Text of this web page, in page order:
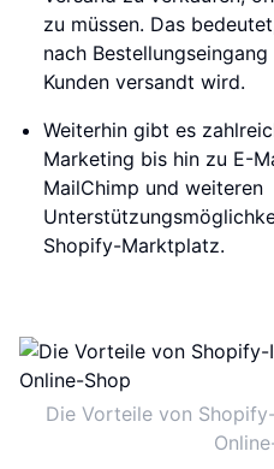
zu müssen. Das
nach
Kunden versandt wird.
Weiterhin gibt es
Marketing bis hin zu E-
MailChimp und weiteren
Shopify-Marktplatz.
Die Vorteile von